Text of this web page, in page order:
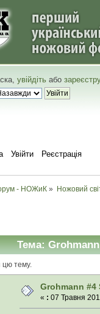
увійдіть або
Увійти Реєстрація
- НОЖиК » Ножовий
Тема:
цю тему.
Grohmann #4
« : 07 Травня